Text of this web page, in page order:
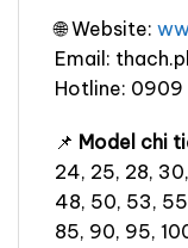
🌐 Website:
Email:
Hotline: 0909
📌 Model chi
24, 25, 28,
48, 50, 53,
85, 90, 95,